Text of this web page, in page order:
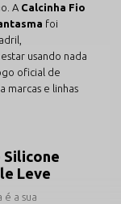
A Calcinha Fio
foi
usando nada
oficial de
marcas e linhas
Leve
é a sua